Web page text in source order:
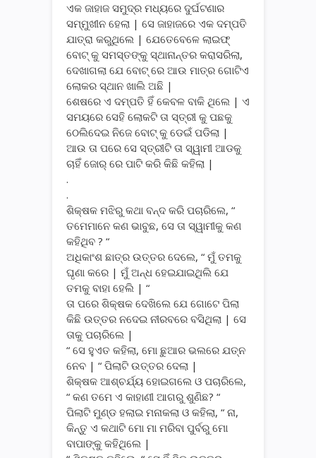
ଏକ ଜାହାଜ ସମୁଦ୍ର ମଧ୍ୟରେ ଦୁର୍ଘଟଣାର
ସମ୍ମୁଖୀନ ହେଲା | ସେ ଜାହାଜରେ ଏକ ଦମ୍ପତି
ଯାତ୍ରା କରୁଥିଲେ | ଯେତେବେଳେ ଲାଇଫ୍
ବୋଟ୍ କୁ ସମସ୍ତଙ୍କୁ ସ୍ଥାନାନ୍ତର କରାସରିଲା,
ଦେଖାଗଲା ଯେ ବୋଟ୍ ରେ ଆଉ ମାତ୍ର ଗୋଟିଏ
ଲୋକର ସ୍ଥାନ ଖାଲି ଅଛି |
ଶେଷରେ ଏ ଦମ୍ପତି ହିଁ କେବଳ ବାକି ଥିଲେ | ଏ
ସମୟରେ ସେହି ଲୋକଟି ତା ସ୍ତ୍ରୀ କୁ ପଛକୁ
ଠେଲିଦେଇ ନିଜେ ବୋଟ୍ କୁ ଡେଇଁ ପଡିଲା |
ଆଉ ତା ପରେ ସେ ସ୍ତ୍ରୀଟି ତା ସ୍ୱାମୀ ଆଡକୁ
ଚାହିଁ ଜୋର୍ ରେ ପାଟି କରି କିଛି କହିଲା |
.
.
ଶିକ୍ଷକ ମଝିରୁ କଥା ବନ୍ଦ କରି ପଚାରିଲେ, “
ତମେମାନେ କଣ ଭାବୁଛ, ସେ ତା ସ୍ୱାମୀକୁ କଣ
କହିଥିବ ? “
ଅଧିକାଂଶ ଛାତ୍ର ଉତ୍ତର ଦେଲେ, “ ମୁଁ ତମକୁ
ଘୃଣା କରେ | ମୁଁ ଅନ୍ଧ ହେଇଯାଇଥିଲି ଯେ
ତମକୁ ବାହା ହେଲି | “
ତା ପରେ ଶିକ୍ଷକ ଦେଖିଲେ ଯେ ଗୋଟେ ପିଲା
କିଛି ଉତ୍ତର ନଦେଇ ନୀରବରେ ବସିଥିଲା | ସେ
ତାକୁ ପଚାରିଲେ |
“ ସେ ହୁଏତ କହିଲା, ମୋ ଛୁଆର ଭଲରେ ଯତ୍ନ
ନେବ | “ ପିଲାଟି ଉତ୍ତର ଦେଲା |
ଶିକ୍ଷକ ଆଶ୍ଚର୍ଯ୍ୟ ହୋଇଗଲେ ଓ ପଚାରିଲେ,
“ କଣ ତମେ ଏ କାହାଣୀ ଆଗରୁ ଶୁଣିଛ? “
ପିଲାଟି ମୁଣ୍ଡ ହଲାଇ ମନାକଲା ଓ କହିଲା, “ ନା,
କିନ୍ତୁ ଏ କଥାଟି ମୋ ମା ମରିବା ପୁର୍ବରୁ ମୋ
ବାପାଙ୍କୁ କହିଥିଲେ |